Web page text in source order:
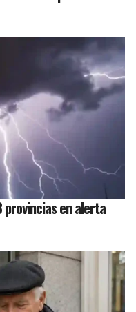
provincias en alerta